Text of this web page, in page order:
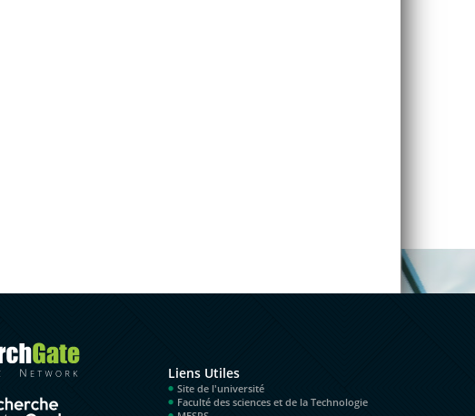
Liens Utiles
Site de l'université
Faculté des sciences et de la Technologie